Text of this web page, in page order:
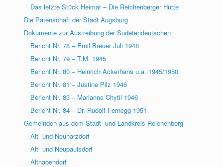
Das letzte Stück Heimat – Die Reichenberger Hütte
Die Patenschaft der Stadt Augsburg
Dokumente zur Austreibung der Sudetendeutschen
Bericht Nr. 78 – Emil Breuer Juli 1948
Bericht Nr. 79 – T.M. 1945
Bericht Nr. 80 – Heinrich Ackerhans u.a. 1945/1950
Bericht Nr. 81 – Justine Pilz 1946
Bericht Nr. 83 – Marianne Chytil 1946
Bericht Nr. 84 – Dr. Rudolf Fernegg 1951
Gemeinden aus dem Stadt- und Landkreis Reichenberg
Alt- und Neuharzdorf
Alt- und Neupaulsdorf
Althabendorf